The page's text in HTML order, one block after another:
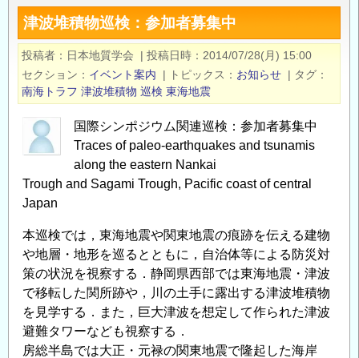
ポ
ジ
ウ
ご
案
内
「南
ト
ラ
フ
巨
大
地
震
の
広
津波堆積物巡検：参加者募集中
投稿者 日本地質学会 | 投稿日時
2014/07/28(月) 15:00
セクション
イベント案内 | トピックス お知らせ | タグ
南海トラフ 津波堆積物 巡検 東海地震
国際シンポジウム関連巡検：参加者募集中
Traces of paleo-earthquakes and tsunamis
along the eastern Nankai
Trough and Sagami Trough, Pacific coast of central
Japan
本巡検では，東海地震や関東地震の痕跡を伝える建物
や地層・地形を巡るとともに，自治体等による防災対
策の状況を視察する．静岡県西部では東海地震・津波
で移転した関所跡や，川の土手に露出する津波堆積物
を見学する．また，巨大津波を想定して作られた津波
避難タワーなども視察する．
房総半島では大正・元禄の関東地震で隆起した海岸